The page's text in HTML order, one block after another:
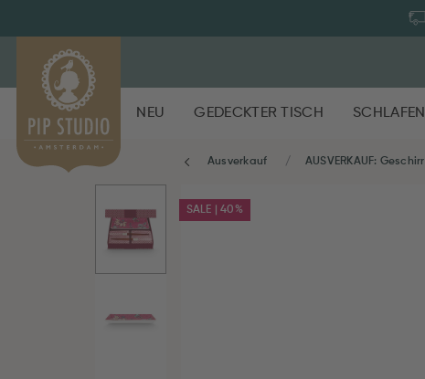
NEU GEDECKTER TISCH SCHLAFEN
Ausverkauf AUSVERKAUF: Geschirr
SALE | 40%